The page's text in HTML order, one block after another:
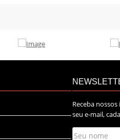
Receba
seu e-mail,